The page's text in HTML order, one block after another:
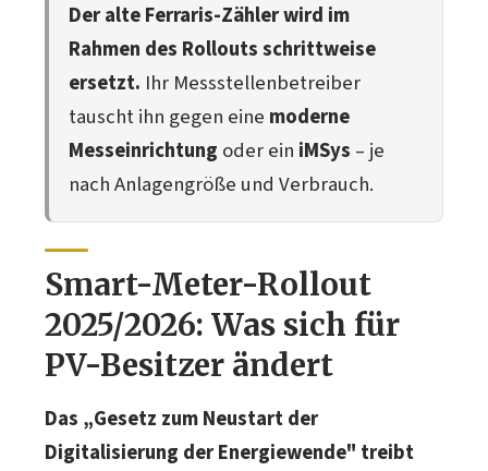
Der alte Ferraris-Zähler wird im
Rahmen des Rollouts schrittweise
ersetzt. Ihr Messstellenbetreiber
tauscht ihn gegen eine moderne
Messeinrichtung oder ein iMSys – je
nach Anlagengröße und Verbrauch.
Smart-Meter-Rollout
2025/2026: Was sich für
PV-Besitzer ändert
Das „Gesetz zum Neustart der
Digitalisierung der Energiewende" treibt